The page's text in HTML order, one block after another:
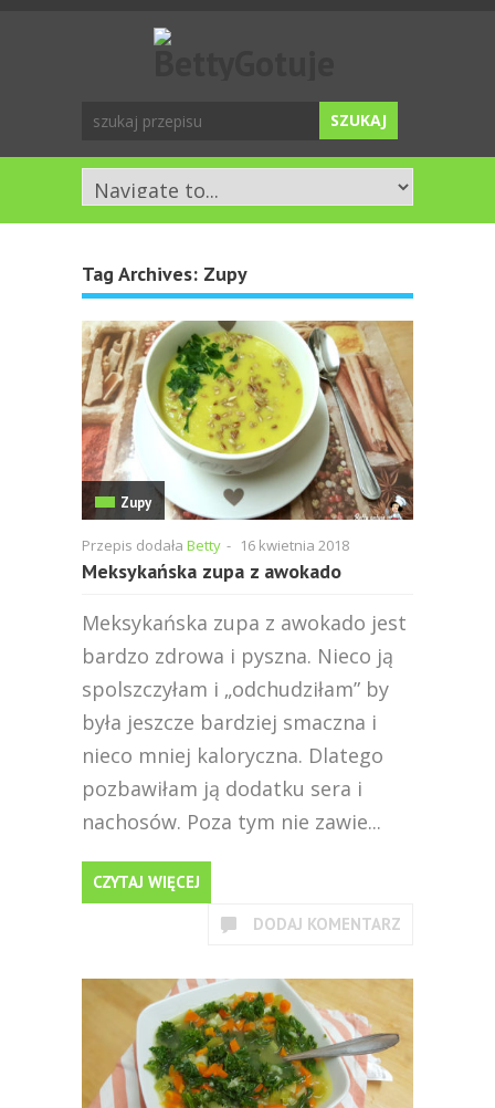
Tag Archives: Zupy
Zupy
Przepis dodała Betty - 16 kwietnia 2018
Meksykańska zupa z awokado
Meksykańska zupa z awokado jest
bardzo zdrowa i pyszna. Nieco ją
spolszczyłam i „odchudziłam” by
była jeszcze bardziej smaczna i
nieco mniej kaloryczna. Dlatego
pozbawiłam ją dodatku sera i
nachosów. Poza tym nie zawie...
CZYTAJ WIĘCEJ
DODAJ KOMENTARZ